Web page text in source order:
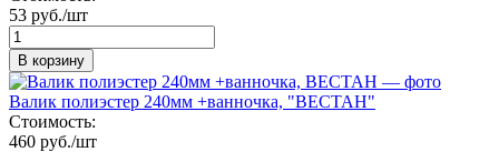
53 руб./шт
В корзину
Валик полиэстер 240мм +ванночка, "ВЕСТАН"
Стоимость:
460 руб./шт